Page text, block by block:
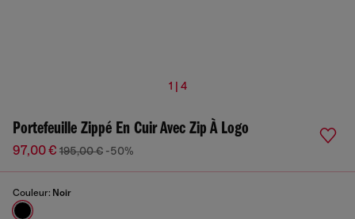
1 | 4
Portefeuille Zippé En Cuir Avec Zip À Logo
97,00 € 195,00 € -50%
Couleur: Noir